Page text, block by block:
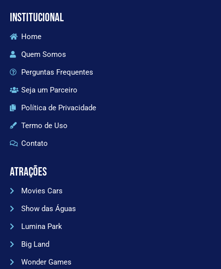
INSTITUCIONAL
Home
Quem Somos
Perguntas Frequentes
Seja um Parceiro
Política de Privacidade
Termo de Uso
Contato
ATRAÇÕES
Movies Cars
Show das Águas
Lumina Park
Big Land
Wonder Games